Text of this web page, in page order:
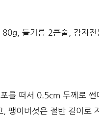
들기름 2큰술, 감자
를 떠서 0.5cm 두께로 썬
팽이버섯은 절반 길이로